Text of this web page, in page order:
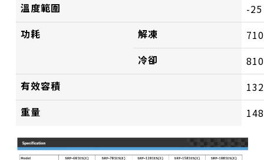
溫度範圍
-
功耗
解凍
冷卻
有效容積
重量